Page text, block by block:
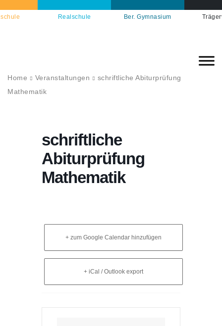
Realschule Ber. Gymnasium
Home Veranstaltungen
schriftliche Abiturprüfung
Mathematik
schriftliche
Abiturprüfung
Mathematik
+ zum Google Calendar hinzufügen
+ iCal / Outlook export